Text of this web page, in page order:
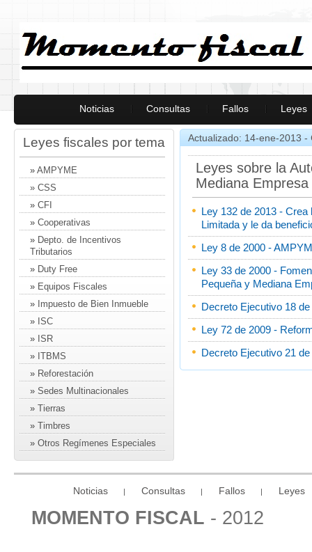
Noticias Consultas Fallos Leyes
Leyes fiscales por tema
» AMPYME
» CSS
» CFI
» Cooperativas
» Depto. de Incentivos
Tributarios
» Duty Free
» Equipos Fiscales
» Impuesto de Bien Inmueble
» ISC
» ISR
» ITBMS
» Reforestación
» Sedes Multinacionales
» Tierras
» Timbres
» Otros Regímenes Especiales
Actualizado: 14-ene-2013 -
Leyes sobre la
Mediana
Ley 132 de 2013 -
Limitada y le da
Ley 8 de 2000 -
Ley 33 de 2000 -
Pequeña y Mediana
Decreto Ejecutivo 18
Ley 72 de 2009 -
Decreto Ejecutivo 21
Noticias | Consultas | Fallos | Leyes
MOMENTO FISCAL - 2012